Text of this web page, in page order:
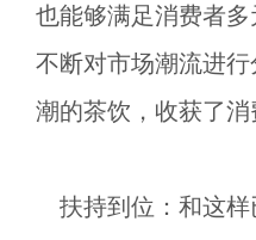
也能够满足消费者
不断对市场潮流进
潮的茶饮，收获了消
扶持到位：和这样